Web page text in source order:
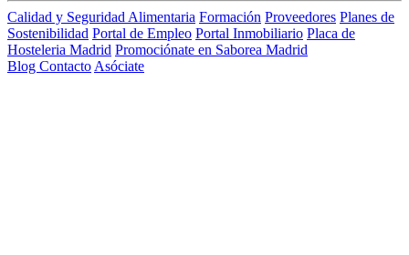
Calidad y Seguridad Alimentaria Formación Proveedores Planes de
Sostenibilidad Portal de Empleo Portal Inmobiliario Placa de
Hosteleria Madrid Promociónate en Saborea Madrid
Blog Contacto Asóciate